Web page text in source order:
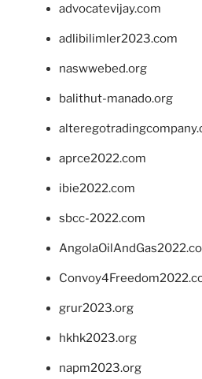
advocatevijay.com
adlibilimler2023.com
naswwebed.org
balithut-manado.org
aprce2022.com
ibie2022.com
sbcc-2022.com
grur2023.org
hkhk2023.org
napm2023.org